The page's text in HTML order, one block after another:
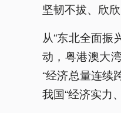
坚韧不拔、欣欣
从“东北全面振
动，粤港澳大
“经济总量连续
我国“经济实力